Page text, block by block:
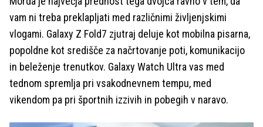
vam ni treba preklapljati med različnimi življenjskimi
vlogami. Galaxy Z Fold7 zjutraj deluje kot mobilna pisarna,
popoldne kot središče za načrtovanje poti, komunikacijo
in beleženje trenutkov. Galaxy Watch Ultra vas med
tednom spremlja pri vsakodnevnem tempu, med
vikendom pa pri športnih izzivih in pobegih v naravo.